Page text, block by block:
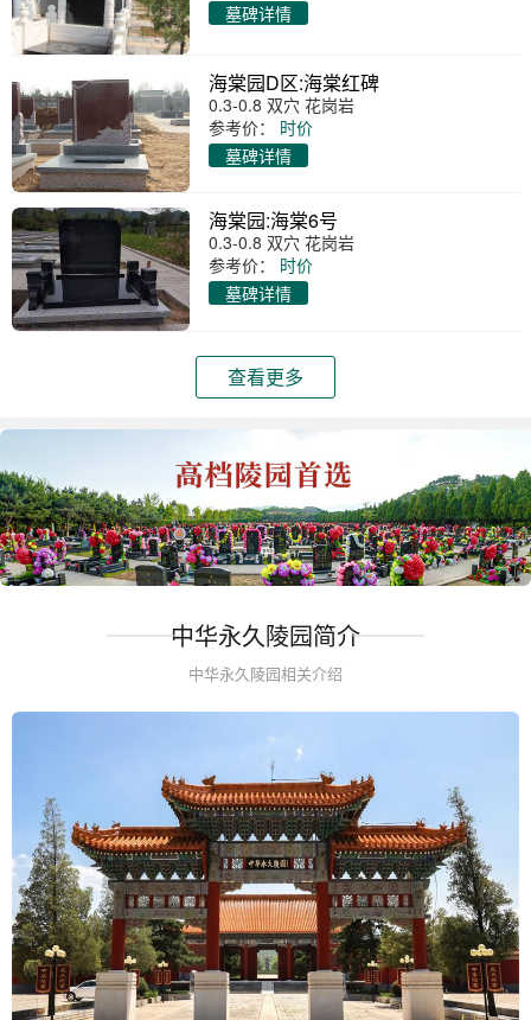
墓碑详情
海棠园D区:海棠红碑
0.3-0.8 双穴 花岗岩
参考价：
时价
墓碑详情
海棠园:海棠6号
0.3-0.8 双穴 花岗岩
参考价：
时价
墓碑详情
查看更多
中华永久陵园简介
中华永久陵园相关介绍